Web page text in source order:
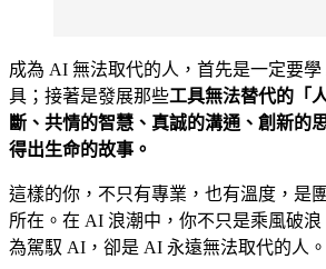
成為 AI 無法取代的人，首先是一定要
具；接著是發展那些工具無法替代的「
斷、共情的智慧、真誠的溝通、創新的
得出生命的故事。
這樣的你，不只有專業，也有溫度，是
所在。在 AI 浪潮中，你不只是乘風破
為駕馭 AI，卻是 AI 永遠無法取代的人。